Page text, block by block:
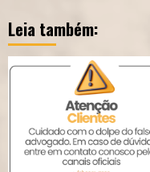
Leia também: